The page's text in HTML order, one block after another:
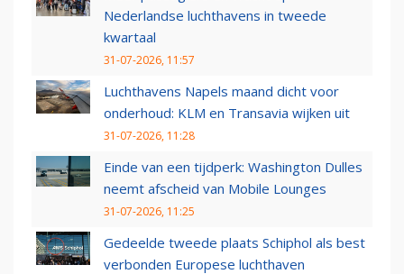
Nederlandse luchthavens in tweede
kwartaal
31-07-2026, 11:57
Luchthavens Napels maand dicht voor
onderhoud: KLM en Transavia wijken uit
31-07-2026, 11:28
Einde van een tijdperk: Washington Dulles
neemt afscheid van Mobile Lounges
31-07-2026, 11:25
Gedeelde tweede plaats Schiphol als best
verbonden Europese luchthaven